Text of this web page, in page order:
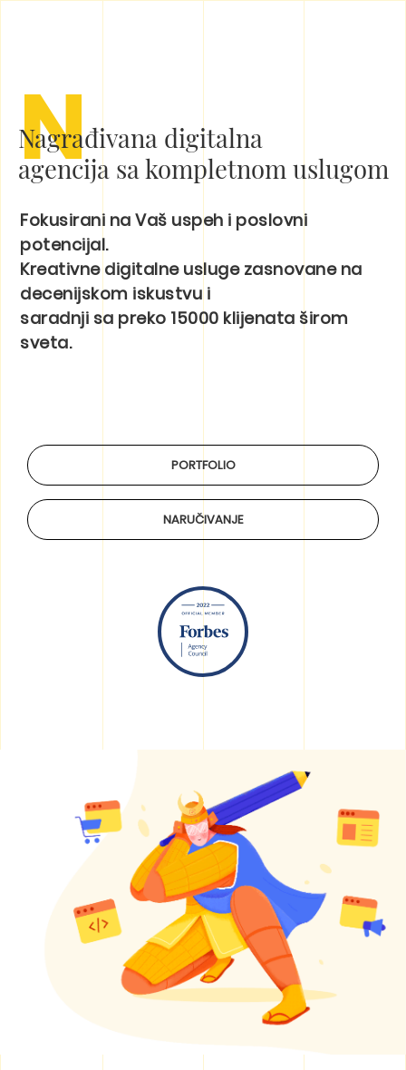
N
Nagrađivana digitalna
agencija sa kompletnom uslugom
Fokusirani na Vaš uspeh i poslovni
potencijal.
Kreativne digitalne usluge zasnovane na
decenijskom iskustvu i
saradnji sa preko 15000 klijenata širom
sveta.
PORTFOLIO
NARUČIVANJE